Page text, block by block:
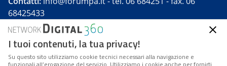
68425433
Forumpa.itè una pubblicazione telematica iscritta
presso Registro della stampa del Tribunale di Roma -
I tuoi contenuti, la tua privacy!
Su questo sito utilizziamo cookie tecnici necessari alla navigazione e